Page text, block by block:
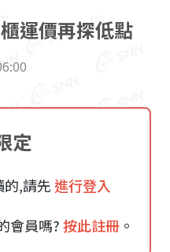
運價再探低點
定
的,請先 進行登入
會員嗎?按此註冊。